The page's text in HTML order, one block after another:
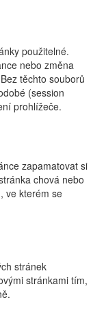
použitelné.
nebo změna
těchto souborů
(session
prohlížeče.
zapamatovat si
chová nebo
ve kterém se
stránek
stránkami tím,